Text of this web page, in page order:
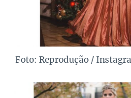
Foto: Reprodução /